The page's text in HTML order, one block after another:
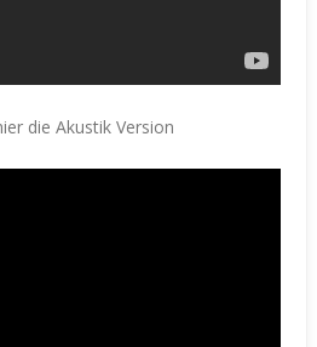
die Akustik Version